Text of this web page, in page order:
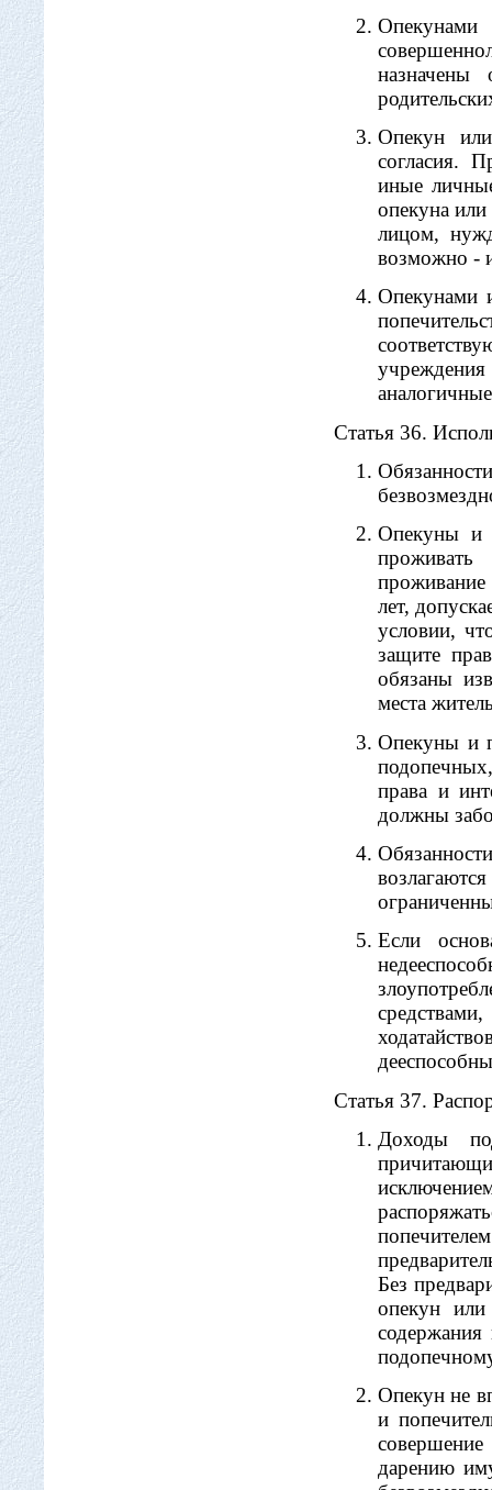
назначены
Опекун
согласия.
иные
опекуна
лицом,
возможно -
Опекунами
Статья 36.
Опекуны и
проживать
лет,
условии,
защите
обязаны
места
Опекуны и
права и
должны
Если
Статья 37.
Доходы
Без
опекун или
Опекун не
и
дарению